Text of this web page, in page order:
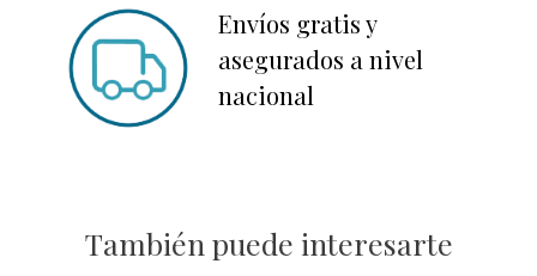
Envíos gratis y
asegurados a nivel
nacional
También puede interesarte